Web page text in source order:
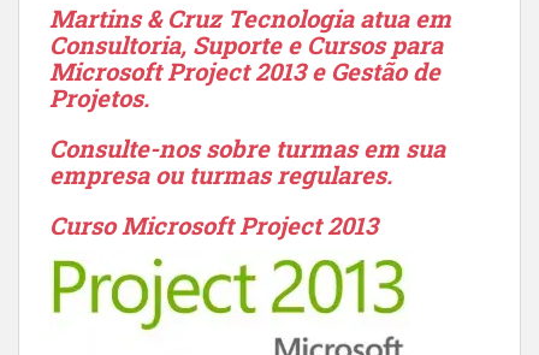
Martins & Cruz Tecnologia atua em
Consultoria, Suporte e Cursos para
Microsoft Project 2013 e Gestão de
Projetos.
Consulte-nos sobre turmas em sua
empresa ou turmas regulares.
Curso Microsoft Project 2013